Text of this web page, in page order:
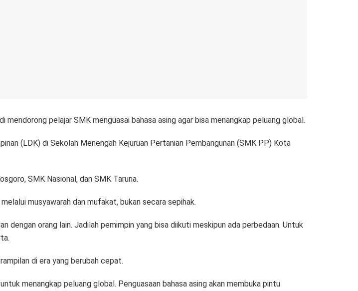
mendorong pelajar SMK menguasai bahasa asing agar bisa menangkap peluang global.
(LDK) di Sekolah Menengah Kejuruan Pertanian Pembangunan (SMK PP) Kota
SMK Nasional, dan SMK Taruna.
musyawarah dan mufakat, bukan secara sepihak.
dengan orang lain. Jadilah pemimpin yang bisa diikuti meskipun ada perbedaan. Untuk
di era yang berubah cepat.
menangkap peluang global. Penguasaan bahasa asing akan membuka pintu